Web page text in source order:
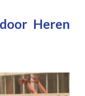
Heren